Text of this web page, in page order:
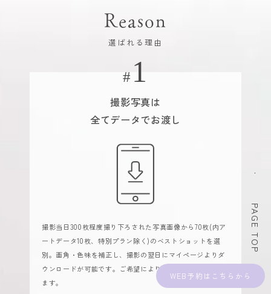
WEB予約
Reason
選ばれる理由
撮影写真は
全てデータでお渡し
撮影当日300枚程度撮り下ろされた写真画像から70枚(内ア
ートデータ10枚、特別プラン除く)のベストショットを選
別。画角・色味を補正し、撮影の翌日にマイページよりダ
ウンロードが可能です。ご希望によりDVD販売もしており
ます。
PAGE TOP